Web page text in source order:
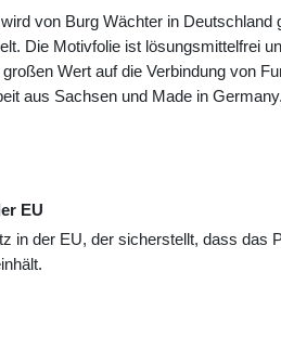
von Burg Wächter in Deutschland
Die Motivfolie ist lösungsmittelfrei
Wert auf die Verbindung von
aus Sachsen und Made in Germany.
EU
in der EU, der sicherstellt, dass das